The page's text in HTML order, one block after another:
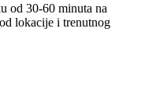
od 30-60 minuta na
lokacije i trenutnog